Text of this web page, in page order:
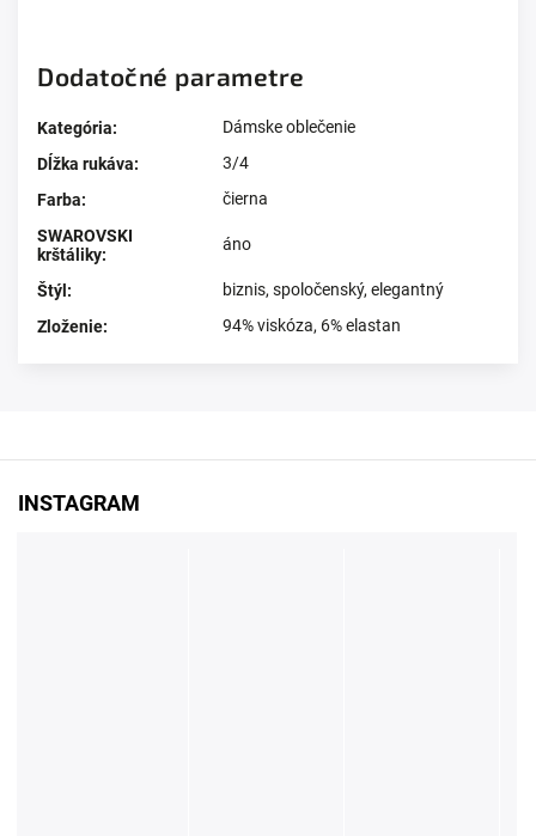
Dodatočné parametre
Kategória:
Dámske oblečenie
Dĺžka rukáva:
3/4
Farba:
čierna
SWAROVSKI
krštáliky:
áno
Štýl : biznis, spoločenský, elegantný
Zloženie: 94% viskóza, 6% elastan
INSTAGRAM